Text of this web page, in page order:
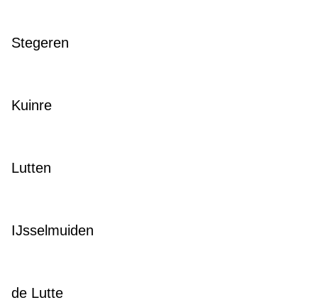
Stegeren
Kuinre
Lutten
IJsselmuiden
de Lutte